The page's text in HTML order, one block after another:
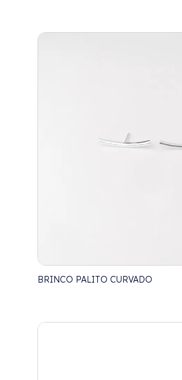
BRINCO PALITO CURVADO